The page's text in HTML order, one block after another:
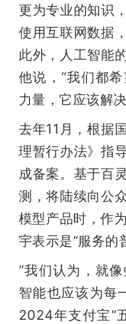
爱
搞
机
更为专业的知识
使用互联网数据
此外，人工智能
他说，“我们都
力量，它应该解
去年11月，根据
理暂行办法》指
成备案。基于百
测，将陆续向公
模型产品时，作
宇表示是“服务的
“我们认为，就
智能也应该为每
2024年支付宝“